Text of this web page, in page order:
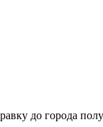
до города